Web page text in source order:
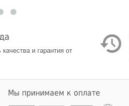
и гарантия от
Мы принимаем к оплате